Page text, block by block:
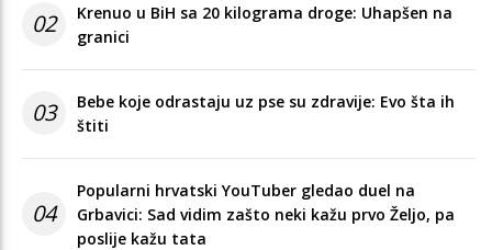
02
Krenuo u BiH sa 20 kilograma droge: Uhapšen na
granici
03
Bebe koje odrastaju uz pse su zdravije: Evo šta ih
štiti
04
Popularni hrvatski YouTuber gledao duel na
Grbavici: Sad vidim zašto neki kažu prvo Željo, pa
poslije kažu tata